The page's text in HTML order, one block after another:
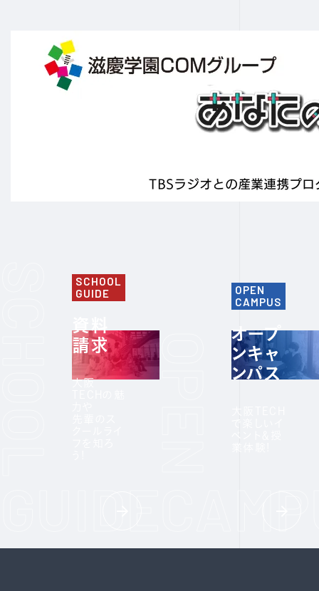
SCHOOL
GUIDE
資料
請求
大阪
OPEN
CAMPUS
オープ
ンキャ
ンパス
で楽しいイ
ベント＆授